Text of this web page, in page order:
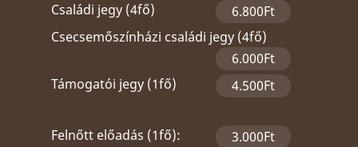
Családi jegy (4fő)
6.800Ft
Csecsemőszínházi családi jegy (4fő)
6.000Ft
Támogatói jegy (1fő)
4.500Ft
Felnőtt előadás (1fő):
3.000Ft